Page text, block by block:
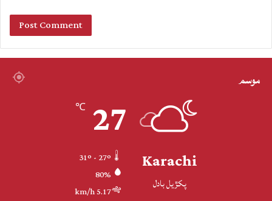
موسم
Karachi
پکڙيل بادل
27
℃
80%
5.17 km/h